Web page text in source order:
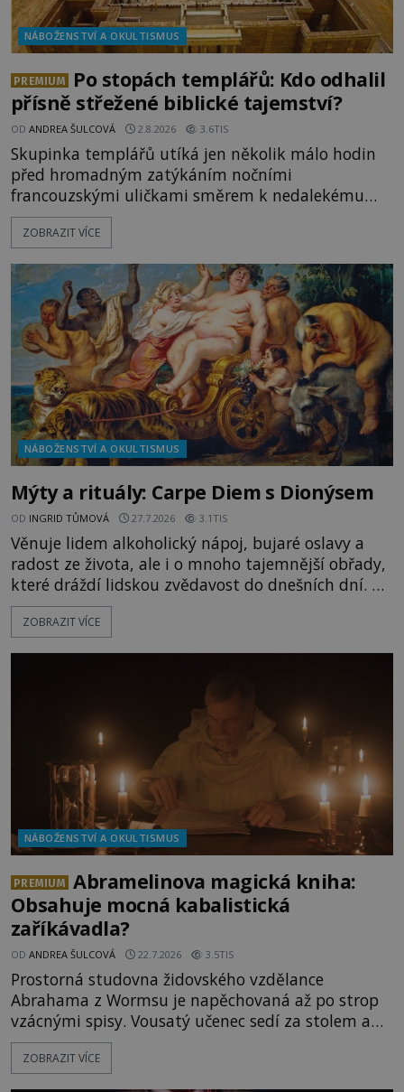
NÁBOŽENSTVÍ A OKULTISMUS
PREMIUM
Po stopách templářů: Kdo odhalil
přísně střežené biblické tajemství?
OD ANDREA ŠULCOVÁ 2.8.2026 3.6TIS
Skupinka templářů utíká jen několik málo hodin
před hromadným zatýkáním nočními
francouzskými uličkami směrem k nedalekému
přístavu. Jeden z nich má přes ramena ranec s
tajemným obsahem. Kapitán lodi už na ně čeká.
vyplouváme,“ sdělí jim. „Kam máme namířeno,
kapitáne?“ zeptá se ho jeden z templářů. „Do Sk
ZOBRAZIT VÍCE
NÁBOŽENSTVÍ A OKULTISMUS
Mýty a rituály: Carpe Diem s Dionýsem
OD INGRID TŮMOVÁ 27.7.2026 3.1TIS
Věnuje lidem alkoholický nápoj, bujaré oslavy a
radost ze života, ale i o mnoho tajemnější obřady,
které dráždí lidskou zvědavost do dnešních dní. Co
doopravdy představuje bůh, jemuž Římané říkají
Bakchus? Mytologický příběh řeckého boha
ZOBRAZIT VÍCE
NÁBOŽENSTVÍ A OKULTISMUS
PREMIUM
Abramelinova magická kniha:
Obsahuje mocná kabalistická
zaříkávadla?
OD ANDREA ŠULCOVÁ 22.7.2026 3.5TIS
Prostorná studovna židovského vzdělance
Abrahama z Wormsu je napěchovaná až po strop
vzácnými spisy. Vousatý učenec sedí za stolem a
před sebou má rozložený jeden z nejzáhadnějších
magických textů. Jde o Abramelinův grimoár, který
ZOBRAZIT VÍCE